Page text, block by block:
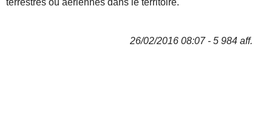
terrestres ou aériennes dans le territoire.
26/02/2016 08:07 - 5 984 aff.